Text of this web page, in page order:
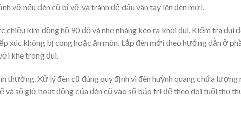
vỡ nếu đèn cũ bị vỡ và tránh để dấu vân tay lên đèn mới.
kim đồng hồ 90 độ và nhẹ nhàng kéo ra khỏi đui. Kiểm tra đui
xúc không bị cong hoặc ăn mòn. Lắp đèn mới theo hướng dẫn ở
khe trong đui.
thường. Xử lý đèn cũ đúng quy định vì đèn huỳnh quang chứa lượng
và số giờ hoạt động của đèn cũ vào sổ bảo trì để theo dõi tuổi thọ